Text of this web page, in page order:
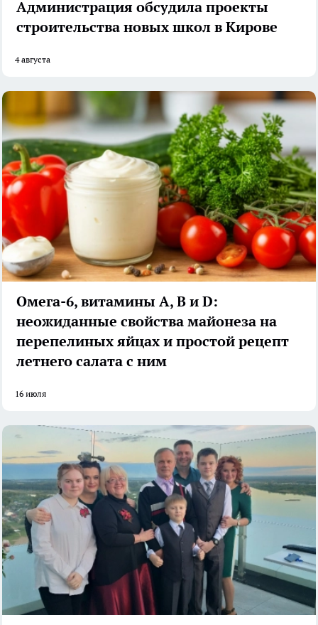
Администрация обсудила проекты
строительства новых школ в Кирове
4 августа
Омега-6, витамины А, В и D:
неожиданные свойства майонеза на
перепелиных яйцах и простой рецепт
летнего салата с ним
16 июля